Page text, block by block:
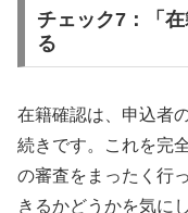
チェック7：「
る
在籍確認は、申込者
続きです。これを完
の審査をまったく行
きるかどうかを気に